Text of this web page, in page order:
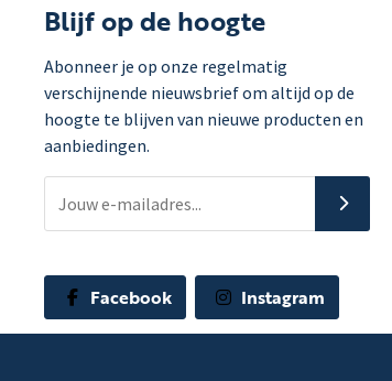
Blijf op de hoogte
Abonneer je op onze regelmatig
verschijnende nieuwsbrief om altijd op de
hoogte te blijven van nieuwe producten en
aanbiedingen.
Facebook Instagram